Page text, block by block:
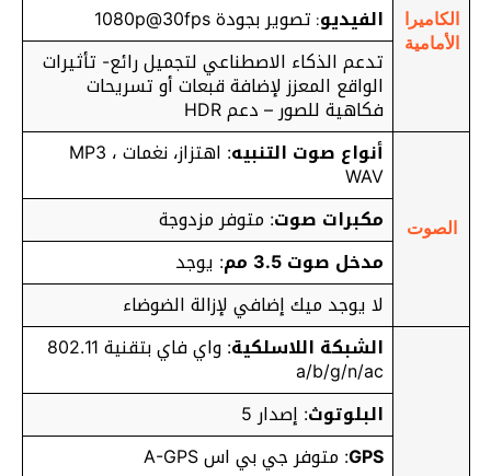
الكاميرا
الأمامية
الفيديو: تصوير بجودة 1080p@30fps
تدعم الذكاء الاصطناعي لتجميل رائع- تأثيرات
الواقع المعزز لإضافة قبعات أو تسريحات
فكاهية للصور – دعم HDR
الصوت
أنواع صوت التنبيه : اهتزاز، نغمات MP3 ،
WAV
مكبرات صوت: متوفر مزدوجة
مدخل صوت 3.5 مم
: يوجد
لا يوجد ميك إضافي لإزالة الضوضاء
الشبكة اللاسلكية : واي فاي بتقنية 802.11
a/b/g/n/ac
البلوتوث: إصدار 5
GPS: متوفر جي بي اس A-GPS